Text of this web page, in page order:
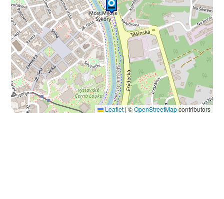
Leaflet |©OpenStreetMapcontributors